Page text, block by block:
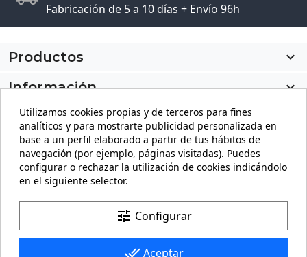
Fabricación de 5 a 10 días + Envío 96h
Productos

Información

Mi cuenta
Información de la tienda
Facebook
Utilizamos cookies propias y de terceros para fines
analíticos y para mostrarte publicidad personalizada en
base a un perfil elaborado a partir de tus hábitos de
navegación (por ejemplo, páginas visitadas). Puedes
configurar o rechazar la utilización de cookies indicándolo
en el siguiente selector.
tune Configurar
done_all Aceptar